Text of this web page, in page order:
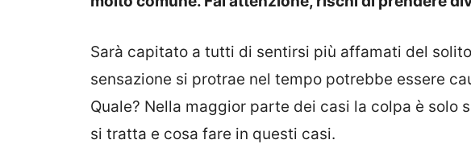
Sarà capitato a tutti di sentirsi più affamati del
sensazione si protrae nel tempo potrebbe essere
Quale? Nella maggior parte dei casi la colpa è solo
si tratta e cosa fare in questi casi.